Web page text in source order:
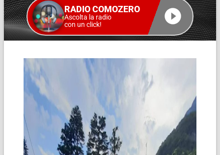
RADIO COMOZERO
Ascolta la radio
con un click!